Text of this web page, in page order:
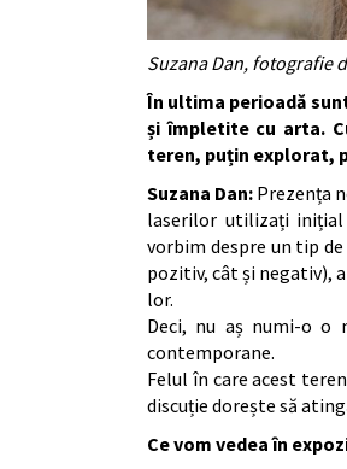
Suzana Dan, fotografie
În ultima perioadă
și împletite cu arta.
teren, puțin explorat,
Suzana Dan: Prezența
laserilor utilizați inițial
vorbim despre un tip
pozitiv, cât și negativ),
lor.
Deci, nu aș numi-o o
contemporane.
Felul în care acest
discuție dorește să
Ce vom vedea în